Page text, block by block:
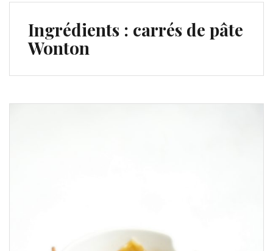
Ingrédients : carrés de pâte
Wonton